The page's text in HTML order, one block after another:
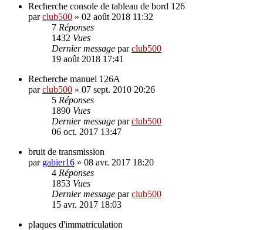
Recherche console de tableau de bord 126
parclub500 » 02 août 2018 11:32
7 Réponses
1432 Vues
Dernier message parclub500
19 août 2018 17:41
Recherche manuel 126A
parclub500 » 07 sept. 2010 20:26
5 Réponses
1890 Vues
Dernier message parclub500
06 oct. 2017 13:47
bruit de transmission
par gabier16 » 08 avr. 2017 18:20
4 Réponses
1853 Vues
Dernier message parclub500
15 avr. 2017 18:03
plaques d'immatriculation